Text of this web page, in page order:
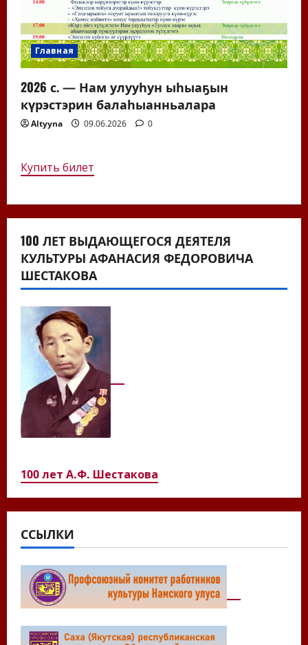
Главная
2026 с. — Нам улууһун ыһыаҕын
күрэстэрин балаһыанньалара
Altyyna 09.06.2026 0
Купить билет
100 ЛЕТ ВЫДАЮЩЕГОСЯ ДЕЯТЕЛЯ
КУЛЬТУРЫ АФАНАСИЯ ФЕДОРОВИЧА
ШЕСТАКОВА
100 лет А.Ф. Шестакова
ССЫЛКИ